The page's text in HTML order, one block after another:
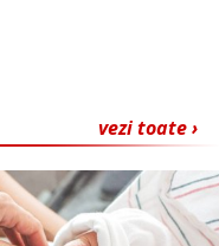
vezi toate ›